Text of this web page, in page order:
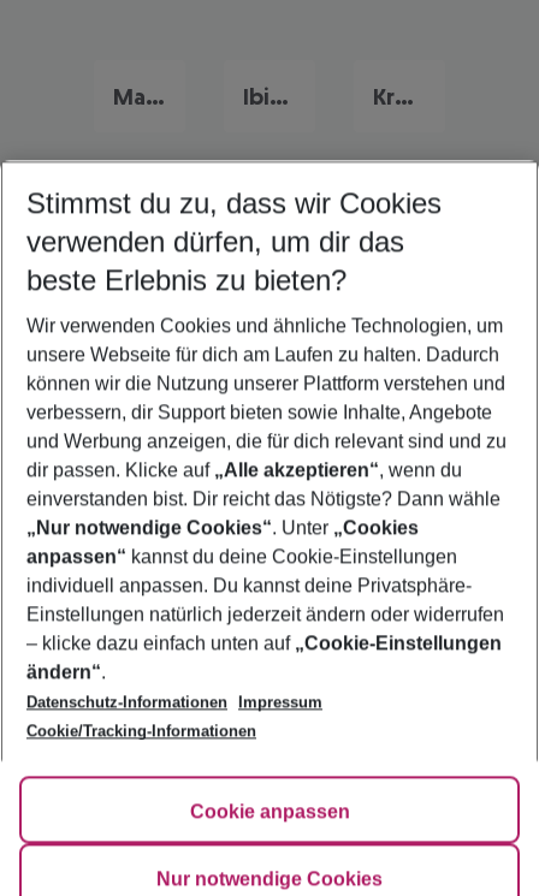
Mallorca Urlaub Ibiza Urlaub Kroatien Urlaub
Quicklinks
Last Minute Lecce
Flug & Hotel Lecce
Pauschalreisen Lecce
Familienurlaub Lecce
Frübucher Angebote Lecce für 2026
Footer
Footer navigation
Über uns
AGB
Bestpreisgarantie
Cookie-Einstellungen ändern
Cookie-Richtlinie
Impressum
Agenturbetreuung
Barrierefreies Reisen
HanseMerkur Reiseversicherung
Hilfe & Kontakt
Folge uns
Stimmst du zu, dass wir Cookies
verwenden dürfen, um dir das
beste Erlebnis zu bieten?
Wir verwenden Cookies und ähnliche Technologien, um
unsere Webseite für dich am Laufen zu halten. Dadurch
können wir die Nutzung unserer Plattform verstehen und
verbessern, dir Support bieten sowie Inhalte, Angebote
und Werbung anzeigen, die für dich relevant sind und zu
dir passen. Klicke auf „Alle akzeptieren“, wenn du
einverstanden bist. Dir reicht das Nötigste? Dann wähle
„Nur notwendige Cookies“. Unter „Cookies
anpassen“ kannst du deine Cookie-Einstellungen
individuell anpassen. Du kannst deine Privatsphäre-
Einstellungen natürlich jederzeit ändern oder widerrufen
– klicke dazu einfach unten auf „Cookie-Einstellungen
ändern“.
Datenschutz-Informationen
Impressum
Cookie/Tracking-Informationen
Cookie anpassen
Nur notwendige Cookies